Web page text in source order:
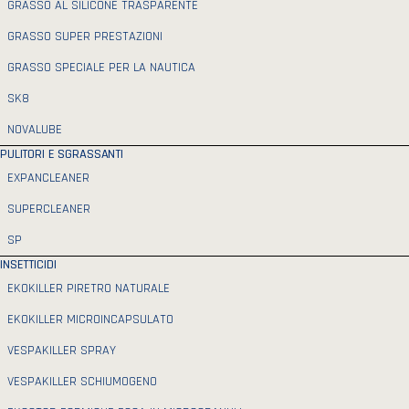
GRASSO AL SILICONE TRASPARENTE
GRASSO SUPER PRESTAZIONI
GRASSO SPECIALE PER LA NAUTICA
SK8
NOVALUBE
PULITORI E SGRASSANTI
EXPANCLEANER
SUPERCLEANER
SP
INSETTICIDI
EKOKILLER PIRETRO NATURALE
EKOKILLER MICROINCAPSULATO
VESPAKILLER SPRAY
VESPAKILLER SCHIUMOGENO